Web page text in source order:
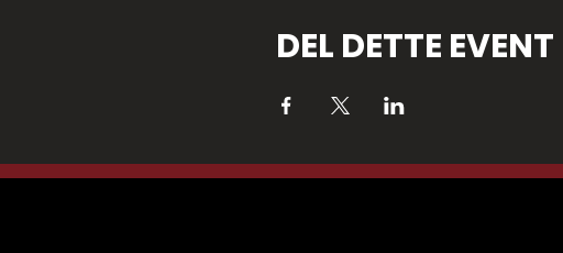
DEL DETTE EVENT